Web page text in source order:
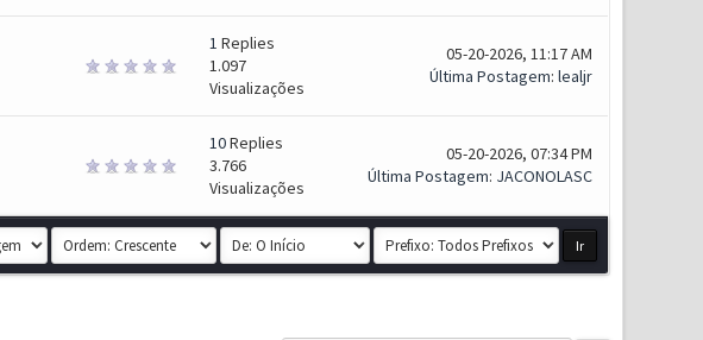
1 Replies
1.097
Visualizações
05-20-2026, 11:17 AM
Última Postagem: lealjr
10Replies
3.766
Visualizações
05-20-2026, 07:34 PM
Última Postagem: JACONOLASC